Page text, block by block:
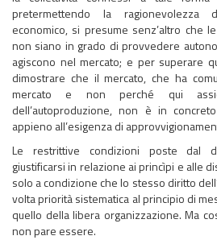
pretermettendo la ragionevolezza
economico, si presume senz’altro che
non siano in grado di provvedere
agiscono nel mercato; e per superare
dimostrare che il mercato, che ha
mercato e non perché qui
dell’autoproduzione, non è in
appieno all’esigenza di
Le restrittive condizioni poste dal
giustificarsi in relazione ai princìpi e alle
solo a condizione che lo stesso diritto
volta priorità sistematica al principio di
quello della libera organizzazione. Ma
non pare essere.